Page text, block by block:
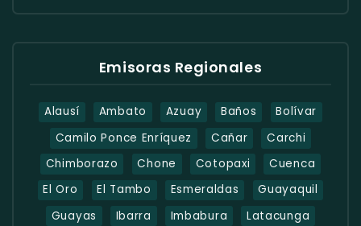
Emisoras Regionales
Alausí Ambato Azuay Baños
Bolívar
Camilo Ponce Enríquez
Cañar
Carchi
Chimborazo
Chone Cotopaxi
Cuenca
El Oro
El Tambo Esmeraldas
Guayaquil
Guayas
Ibarra Imbabura
Latacunga